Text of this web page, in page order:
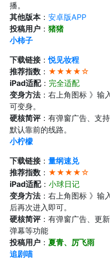
播。
其他版本： 安卓版APP‬
投稿用户 ： 猪猪
小柿子
下载链接：悦见妆程
推荐指数 ： ★★★★☆
iPad适配： 完全适配
变身方法：右上角图标 》输
可变身。
硬核简评：有弹窗广告、支
默认靠前的线路。
小柠檬
下载链接： 量纲速兑
推荐指数 ： ★★★★☆
iPad适配： 小球日记
变身方法：右上角图标 》输
后再次进入即可。
硬核简评：有弹窗广告、更
弹幕等功能
投稿用户 ： 夏青、厉飞雨
追剧喵